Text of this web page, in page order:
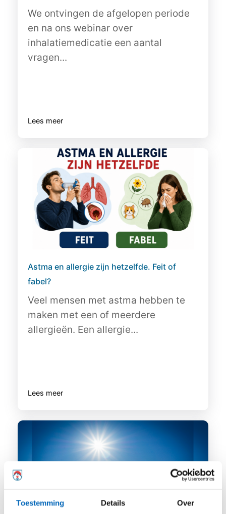
Toestemming Details Over
We ontvingen de afgelopen periode
en na ons webinar over
inhalatiemedicatie een aantal
vragen...
Lees meer
Astma en allergie zijn hetzelfde. Feit of
fabel?
Veel mensen met astma hebben te
maken met een of meerdere
allergieën. Een allergie...
Lees meer